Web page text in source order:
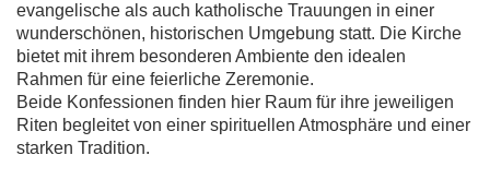
evangelische als auch katholische Trauungen in einer
wunderschönen, historischen Umgebung statt. Die Kirche
bietet mit ihrem besonderen Ambiente den idealen
Rahmen für eine feierliche Zeremonie.
Beide Konfessionen finden hier Raum für ihre jeweiligen
Riten begleitet von einer spirituellen Atmosphäre und einer
starken Tradition.